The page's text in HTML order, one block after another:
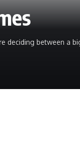
deciding between a